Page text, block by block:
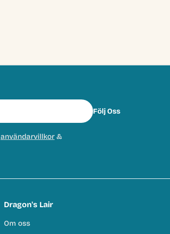
Följ Oss
användarvillkor &
Dragon's Lair
Om oss